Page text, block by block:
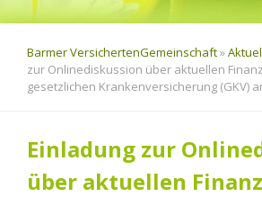
Barmer VersichertenGemeinschaft»
zur Onlinediskussion über aktuellen
gesetzlichen Krankenversicherung (GKV)
Einladung zur
über aktuellen